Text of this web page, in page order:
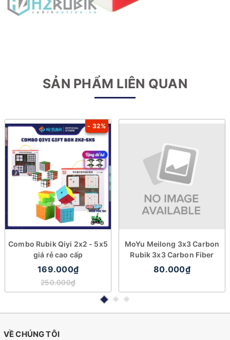
SẢN PHẨM LIÊN QUAN
- 32%
Combo Rubik Qiyi 2x2 - 5x5
giá rẻ cao cấp
169.000₫
250.000₫
MoYu Meilong 3x3 Carbon
Rubik 3x3 Carbon Fiber
80.000₫
VỀ CHÚNG TÔI